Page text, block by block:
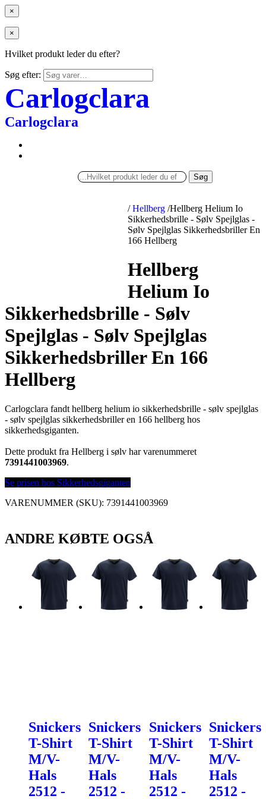
×
×
Hvilket produkt leder du efter?
Søg efter:
Carlogclara
Carlogclara
Søg
/ Hellberg /Hellberg Helium Io
Sikkerhedsbrille - Sølv Spejlglas -
Sølv Spejlglas Sikkerhedsbriller En
166 Hellberg
Hellberg
Helium Io
Sikkerhedsbrille - Sølv
Spejlglas - Sølv Spejlglas
Sikkerhedsbriller En 166
Hellberg
Carlogclara fandt hellberg helium io sikkerhedsbrille - sølv spejlglas
- sølv spejlglas sikkerhedsbriller en 166 hellberg hos
sikkerhedsgiganten.
Dette produkt fra Hellberg i sølv har varenummeret
7391441003969.
Se prisen hos Sikkerhedsgiganten
VARENUMMER (SKU): 7391441003969
ANDRE KØBTE OGSÅ
Snickers
T-Shirt
M/V-
Hals
2512 -
Snickers
T-Shirt
M/V-
Hals
2512 -
Snickers
T-Shirt
M/V-
Hals
2512 -
Snickers
T-Shirt
M/V-
Hals
2512 -